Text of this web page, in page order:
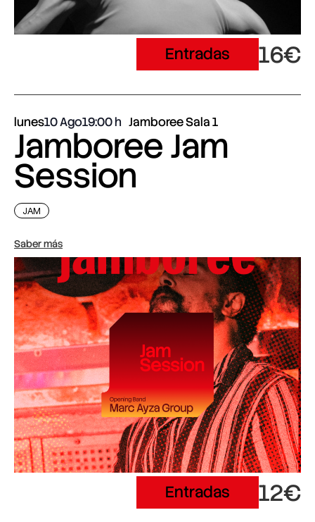
Entradas 16€
lunes10 Ago19:00 Jamboree Sala 1
Jamboree Jam
Session
JAM
Saber más
Entradas 12€